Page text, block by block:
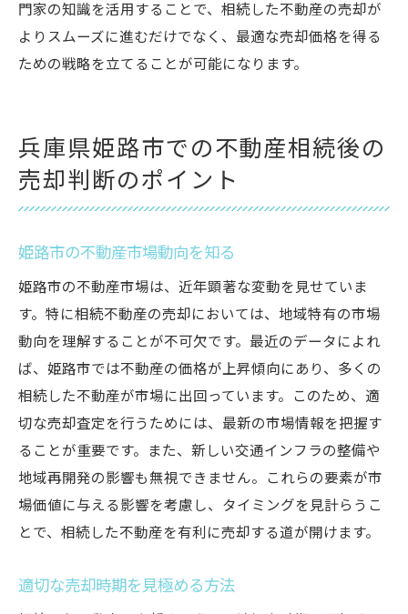
門家の知識を活用することで、相続した不動産の売却が
よりスムーズに進むだけでなく、最適な売却価格を得る
ための戦略を立てることが可能になります。
兵庫県姫路市での不動産相続後の
売却判断のポイント
姫路市の不動産市場動向を知る
姫路市の不動産市場は、近年顕著な変動を見せていま
す。特に相続不動産の売却においては、地域特有の市場
動向を理解することが不可欠です。最近のデータによれ
ば、姫路市では不動産の価格が上昇傾向にあり、多くの
相続した不動産が市場に出回っています。このため、適
切な売却査定を行うためには、最新の市場情報を把握す
ることが重要です。また、新しい交通インフラの整備や
地域再開発の影響も無視できません。これらの要素が市
場価値に与える影響を考慮し、タイミングを見計らうこ
とで、相続した不動産を有利に売却する道が開けます。
適切な売却時期を見極める方法